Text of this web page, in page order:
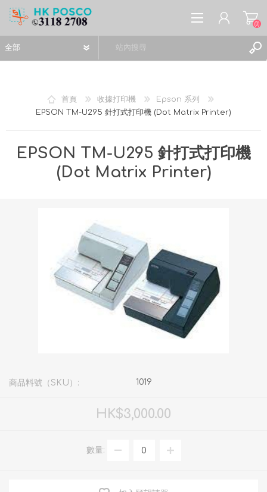
願望清單
(0)
首頁 收據打印機
Epson 系列
EPSON TM-U295 針打式打印機 (Dot Matrix Printer)
EPSON TM-U295 針打式打印機
(Dot Matrix Printer)
商品料號（SKU）: 1019
HK$3,000.00
數量: